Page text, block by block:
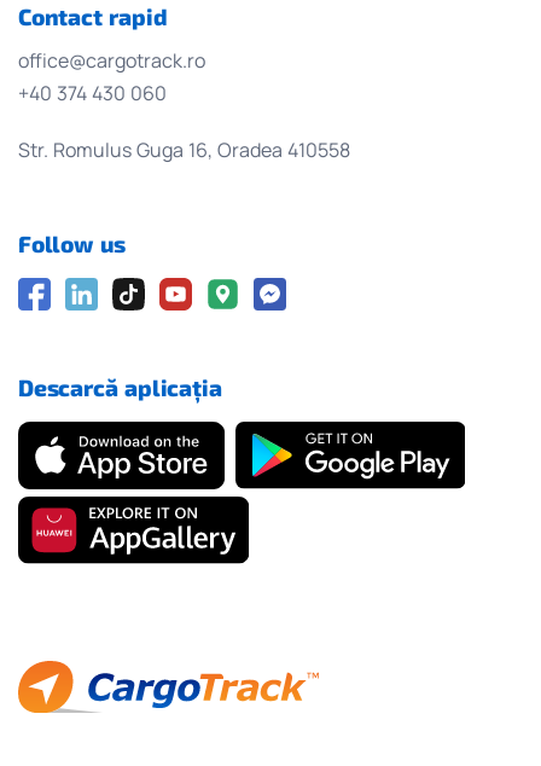
Contact rapid
office@cargotrack.ro
+40 374 430 060
Str. Romulus Guga 16, Oradea 410558
Follow us
Descarcă aplicația